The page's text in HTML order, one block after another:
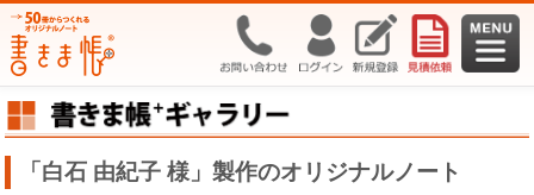
「白石 由紀子 様」製作のオリジナルノート